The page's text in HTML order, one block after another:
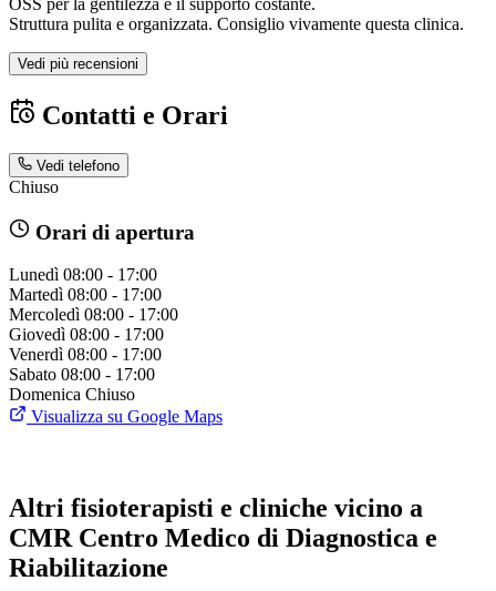
Struttura pulita e organizzata. Consiglio vivamente questa clinica.
Vedi più recensioni
Contatti e Orari
Vedi telefono
Chiuso
Orari di apertura
Lunedì 08:00 - 17:00
Martedì 08:00 - 17:00
Mercoledì 08:00 - 17:00
Giovedì 08:00 - 17:00
Venerdì 08:00 - 17:00
Sabato 08:00 - 17:00
Domenica Chiuso
Visualizza su Google Maps
Altri fisioterapisti e cliniche vicino a
CMR Centro Medico di Diagnostica e
Riabilitazione